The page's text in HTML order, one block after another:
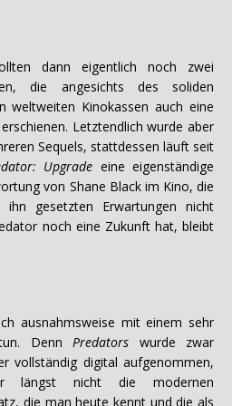
dann eigentlich noch zwei
die angesichts des soliden
weltweiten Kinokassen auch eine
Letztendlich wurde aber
Sequels, stattdessen läuft seit
Upgrade eine eigenständige
von Shane Black im Kino, die
gesetzten Erwartungen nicht
noch eine Zukunft hat, bleibt
ausnahmsweise mit einem sehr
Denn Predators wurde zwar
vollständig digital aufgenommen,
längst nicht die modernen
die man heute kennt und die als